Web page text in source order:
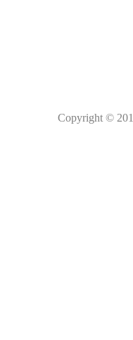
Copyright ©